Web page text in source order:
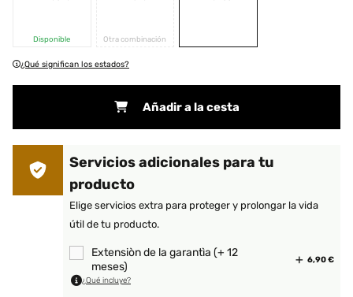
Disponible Otra combinación
¿Qué significan los estados?
Añadir a la cesta
Servicios adicionales para tu
producto
Elige servicios extra para proteger y prolongar la vida
útil de tu producto.
Extensiòn de la garantìa (+ 12
meses)
6,90 €
¿Qué incluye?